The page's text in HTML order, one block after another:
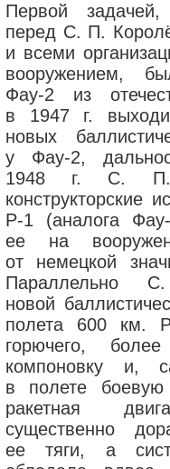
Первой задачей,
перед С. П.
и всеми
вооружением,
Фау-2 из
в 1947 г.
новых
у Фау-2,
1948 г. С. П.
конструкторские
Р-1 (аналога
ее на
от немецкой
Параллельно С.
новой
полета 600 км.
горючего,
компоновку и,
в полете боевую
ракетная
существенно
ее тяги, а